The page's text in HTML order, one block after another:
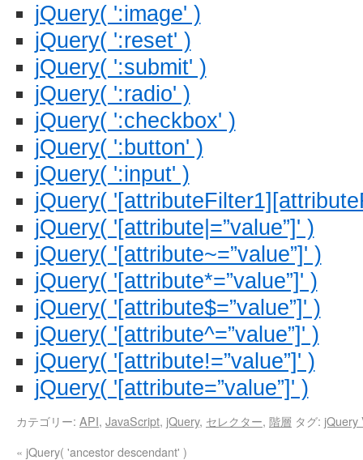
jQuery( ':image' )
jQuery( ':reset' )
jQuery( ':submit' )
jQuery( ':radio' )
jQuery( ':checkbox' )
jQuery( ':button' )
jQuery( ':input' )
jQuery(
jQuery( '[attribute|=”value”]' )
jQuery( '[attribute~=”value”]' )
jQuery( '[attribute*=”value”]' )
jQuery( '[attribute$=”value”]' )
jQuery( '[attribute^=”value”]' )
jQuery( '[attribute!=”value”]' )
jQuery( '[attribute=”value”]' )
カテゴリー: API, JavaScript, jQuery, セレクター, 階層 タグ: jQuery
« jQuery( 'ancestor descendant' )